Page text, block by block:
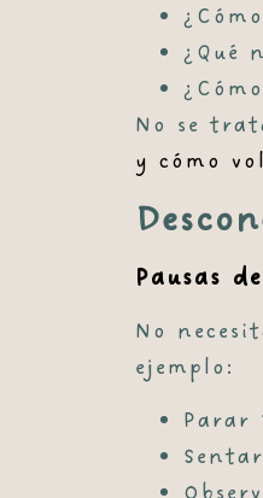
¿Qué
No se
y cómo
Pausas
No
ejemplo:
Parar